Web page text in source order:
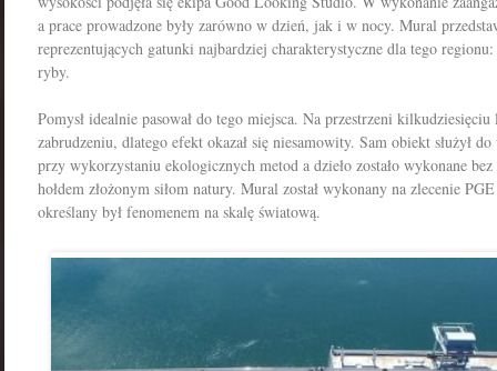
a prace prowadzone były zarówno w dzień, jak i w nocy. Mural
reprezentujących gatunki najbardziej charakterystyczne dla tego regionu
ryby.
Pomysł idealnie pasował do tego miejsca. Na przestrzeni kilkudziesięciu
zabrudzeniu, dlatego efekt okazał się niesamowity. Sam obiekt służył
przy wykorzystaniu ekologicznych metod a dzieło zostało wykonane bez
hołdem złożonym siłom natury. Mural został wykonany na zlecenie
określany był fenomenem na skalę światową.